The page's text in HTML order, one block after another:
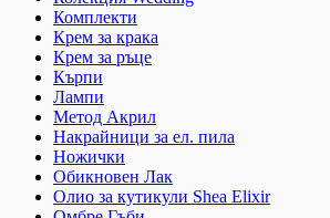
Комплекти
Крем за крака
Крем за ръце
Кърпи
Лампи
Метод Акрил
Накрайници за ел. пила
Ножички
Обикновен Лак
Олио за кутикули Shea Elixir